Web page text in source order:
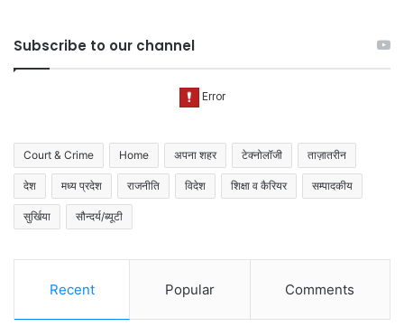
Subscribe to our channel
Court & Crime Home अपना शहर टेक्नोलॉजी ताज़ातरीन
देश मध्य प्रदेश राजनीति विदेश शिक्षा व कैरियर सम्पादकीय
सुर्खिया सौन्दर्य/ब्यूटी
Recent Popular Comments